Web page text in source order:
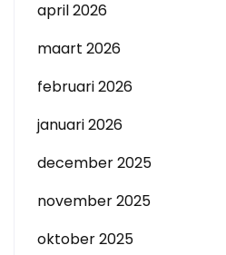
april 2026
maart 2026
februari 2026
januari 2026
december 2025
november 2025
oktober 2025